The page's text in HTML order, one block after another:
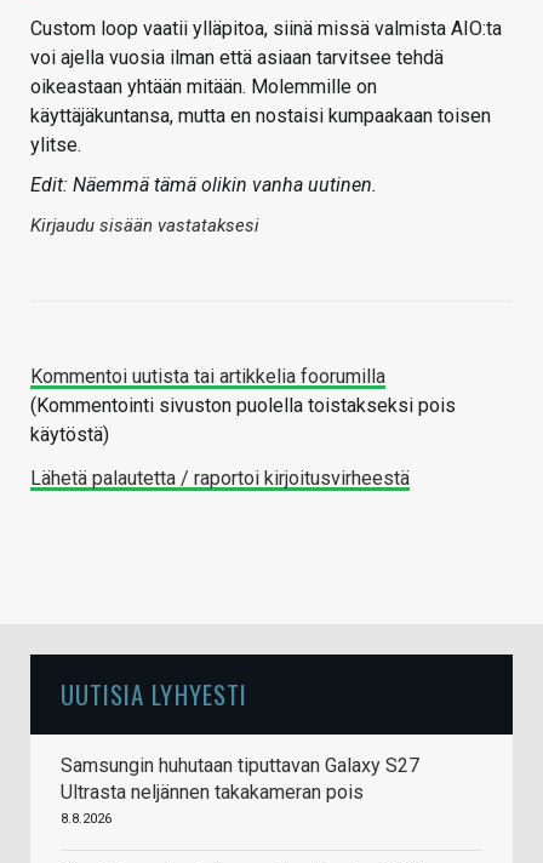
Custom loop vaatii ylläpitoa, siinä missä valmista AIO:ta
voi ajella vuosia ilman että asiaan tarvitsee tehdä
oikeastaan yhtään mitään. Molemmille on
käyttäjäkuntansa, mutta en nostaisi kumpaakaan toisen
ylitse.
Edit: Näemmä tämä olikin vanha uutinen.
Kirjaudu sisään vastataksesi
Kommentoi uutista tai artikkelia foorumilla
(Kommentointi sivuston puolella toistakseksi pois
käytöstä)
Lähetä palautetta / raportoi kirjoitusvirheestä
UUTISIA LYHYESTI
Samsungin huhutaan tiputtavan Galaxy S27
Ultrasta neljännen takakameran pois
8.8.2026